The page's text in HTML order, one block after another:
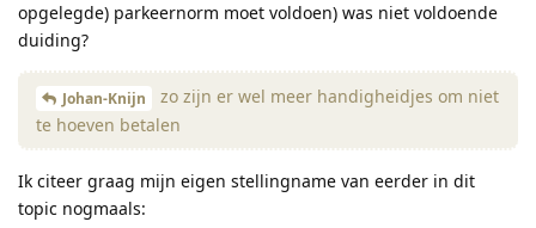
opgelegde) parkeernorm moet voldoen) was niet voldoende
duiding?
Johan-Knijn
zo zijn er wel meer handigheidjes om niet
te hoeven betalen
Ik citeer graag mijn eigen stellingname van eerder in dit
topic nogmaals: